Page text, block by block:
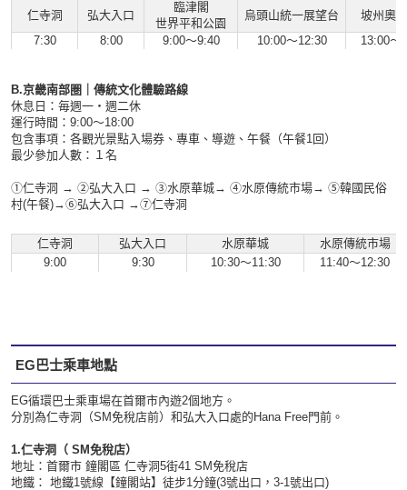
仁寺洞 弘大入口
臨津閣
世界平和公園
烏頭山統一展望台
坡州奧
7:30
8:00 9:00～9:40 10:00～12:30 13:00～
B.京畿南部圏
｜傳統文化體驗路線
休息日： 毎週一・週二休
運行時間：9:00～18:00
包含事項：各觀光景點入場券、專車、導遊、午餐（午餐1回）​
最少參加人數：１名
①仁寺洞 → ②弘大入口 → ③水原華城→ ④水原傳統市場→ ⑤韓國民俗
村(午餐)→⑥弘大入口 →⑦仁寺洞
仁寺洞 弘大入口 水原華城
水原傳統市場
9:00
9:30 10:30～11:30 11:40～12:30
EG巴士乘車地點
EG循環巴士乘車場在首爾市內遊2個地方。
分別為仁寺洞（SM免稅店前）和弘大入口處的Hana Free門前。
1.仁寺洞（ SM免稅店）
地址：首爾市 鐘閣區 仁寺洞5街41 SM免稅店
地鐵： 地鐵1號線【鐘閣站】徒步1分鐘(3號出口，3-1號出口)